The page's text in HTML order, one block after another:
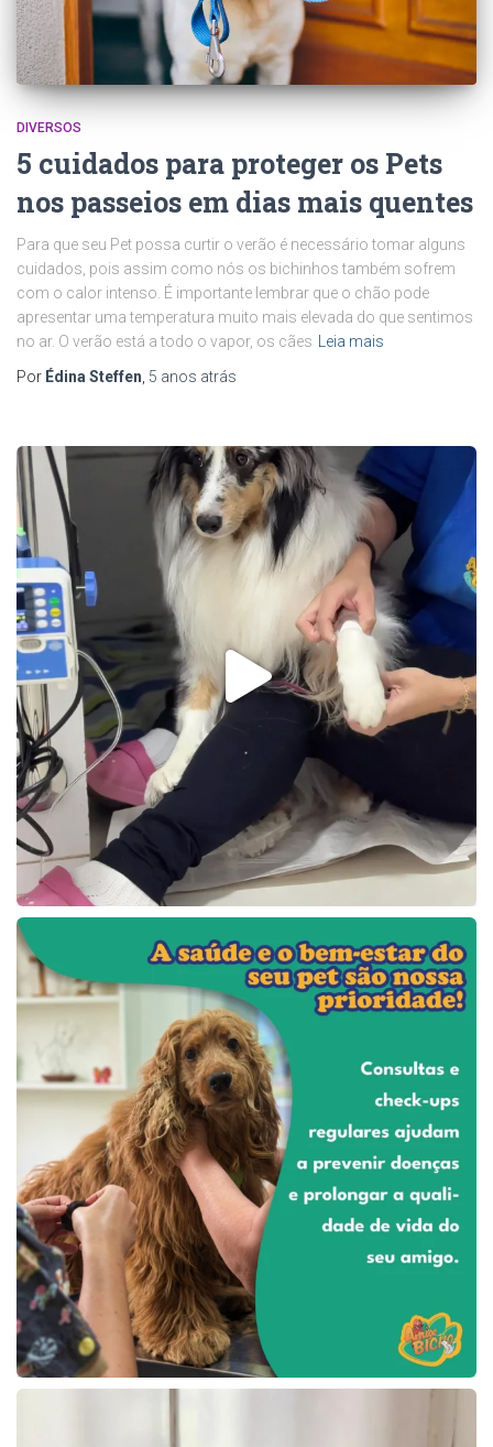
DIVERSOS
5 cuidados para proteger os Pets
nos passeios em dias mais quentes
Para que seu Pet possa curtir o verão é necessário tomar alguns
cuidados, pois assim como nós os bichinhos também sofrem
com o calor intenso. É importante lembrar que o chão pode
apresentar uma temperatura muito mais elevada do que sentimos
no ar. O verão está a todo o vapor, os cães
Leia mais
Por Édina Steffen 5 anos atrás